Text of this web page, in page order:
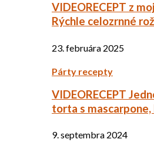
VIDEORECEPT z
Rýchle celozrnné
23. februára 2025
Párty recepty
VIDEORECEPT
torta s
9. septembra 2024